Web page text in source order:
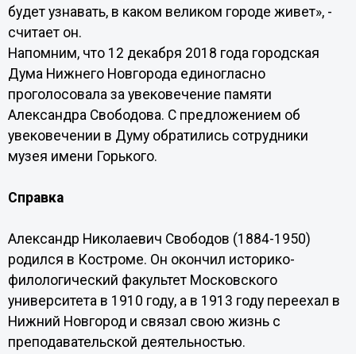
будет узнавать, в каком великом городе живет», -
считает он.
Напомним, что 12 декабря 2018 года городская
Дума Нижнего Новгорода единогласно
проголосовала за увековечение памяти
Александра Свободова. С предложением об
увековечении в Думу обратились сотрудники
музея имени Горького.
Справка
Александр Николаевич Свободов (1884-1950)
родился в Костроме. Он окончил историко-
филологический факультет Московского
университета в 1910 году, а в 1913 году переехал в
Нижний Новгород и связал свою жизнь с
преподавательской деятельностью.